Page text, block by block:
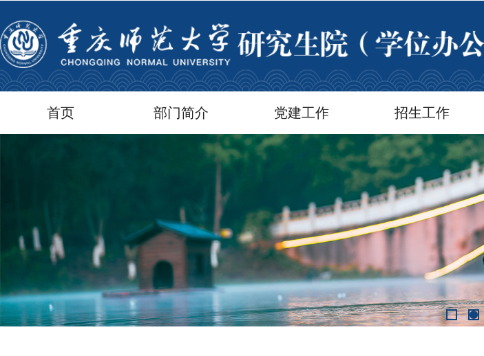
首页 部门简介 党建工作 招生工作